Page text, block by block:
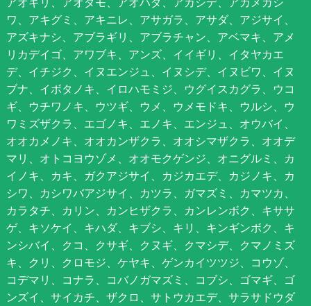
ワ、アキグミ、アキニレ、アサガラ、アサダ、アジサイ、
アズキナシ、アブラギリ、アブラチャン、アベマキ、アメ
リカデイゴ、アワブキ、アンズ、イイギリ、イタヤカエ
デ、イチジク、イヌエンジュ、イヌシデ、イヌビワ、イヌ
ブナ、イボタノキ、イロハモミジ、ウグイスカグラ、ウコ
ギ、ウチワノキ、ウツギ、ウメ、ウメモドキ、ウルシ、ウ
ワミズザクラ、エゴノキ、エノキ、エンジュ、オウバイ、
オオカメノキ、オオカンザクラ、オオシマザクラ、オオデ
マリ、オトコヨウゾメ、オオモクゲンジ、オニグルミ、カ
イノキ、カキ、ガクアジサイ、カジカエデ、カジノキ、カ
シワ、カシワバアジサイ、カツラ、ガマズミ、カマツカ、
カラタチ、カリン、カンヒザクラ、カンレンボク、キササ
ゲ、キソケイ、キハダ、キブシ、キリ、キンギンボク、キ
ンシバイ、クコ、クサギ、クヌギ、クマシデ、クマノミズ
キ、クリ、クロモジ、ケヤキ、ゲンカイツツジ、コウゾ、
コデマリ、コナラ、コバノガマズミ、コブシ、ゴマギ、ゴ
ンズイ、サイカチ、ザクロ、サトウカエデ、サラサドウダ